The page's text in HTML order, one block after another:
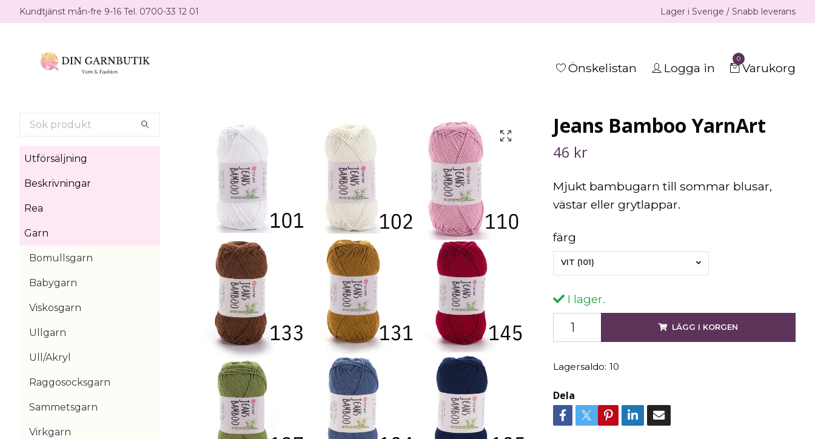
Kundtjänst mån-fre 9-16 Tel. 0700-33 12 01 Lager i Sverige / Snabb leverans
Önskelistan Logga in
0
Varukorg
Utförsäljning
Beskrivningar
Rea
Garn
Bomullsgarn
Babygarn
Viskosgarn
Ullgarn
Ull/Akryl
Raggosocksgarn
Sammetsgarn
Virkgarn
Jeans Bamboo YarnArt
46 kr
Mjukt bambugarn till sommar blusar,
västar eller grytlappar.
färg
VIT (101)
I lager.
LÄGG I KORGEN
Lagersaldo: 10
Dela